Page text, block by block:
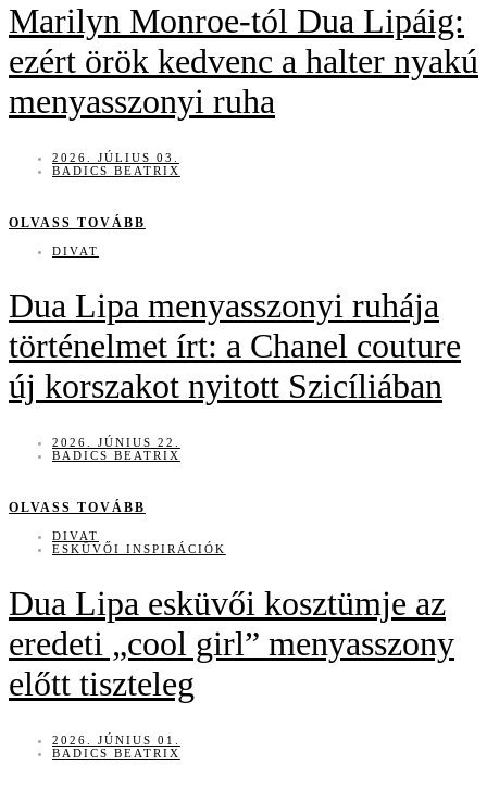
Marilyn Monroe-tól Dua Lipáig:
ezért örök kedvenc a halter nyakú
menyasszonyi ruha
2026. JÚLIUS 03.
BADICS BEATRIX
OLVASS TOVÁBB
DIVAT
Dua Lipa menyasszonyi ruhája
történelmet írt: a Chanel couture
új korszakot nyitott Szicíliában
2026. JÚNIUS 22.
BADICS BEATRIX
OLVASS TOVÁBB
DIVAT
ESKÜVŐI INSPIRÁCIÓK
Dua Lipa esküvői kosztümje az
eredeti „cool girl” menyasszony
előtt tiszteleg
2026. JÚNIUS 01.
BADICS BEATRIX